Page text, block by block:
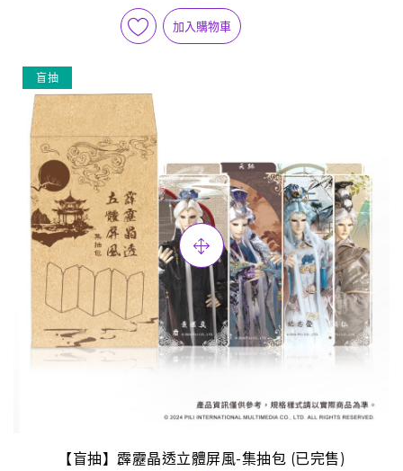
加入購物車
盲抽
【盲抽】霹靂晶透立體屏風-集抽包 (已完售)